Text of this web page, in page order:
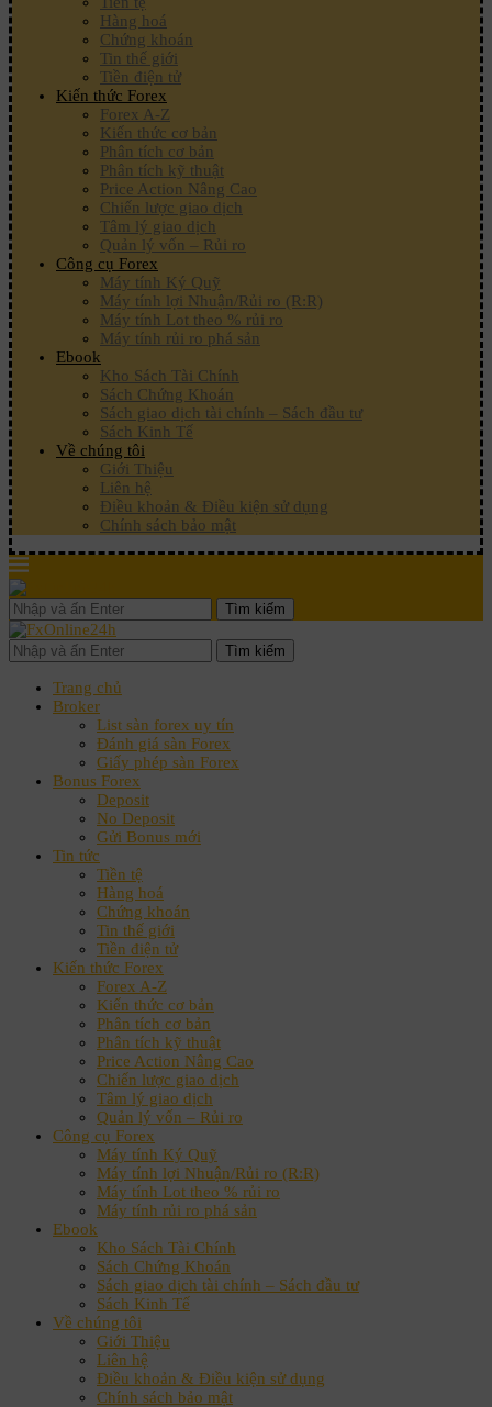
Hàng hoá
Chứng khoán
Tin thế giới
Tiền điện tử
Kiến thức Forex
Forex A-Z
Kiến thức cơ bản
Phân tích cơ bản
Phân tích kỹ thuật
Price Action Nâng Cao
Chiến lược giao dịch
Tâm lý giao dịch
Quản lý vốn – Rủi ro
Công cụ Forex
Máy tính Ký Quỹ
Máy tính lợi Nhuận/Rủi ro (R:R)
Máy tính Lot theo % rủi ro
Máy tính rủi ro phá sản
Ebook
Kho Sách Tài Chính
Sách Chứng Khoán
Sách giao dịch tài chính – Sách đầu tư
Sách Kinh Tế
Về chúng tôi
Giới Thiệu
Liên hệ
Điều khoản & Điều kiện sử dụng
Chính sách bảo mật
Tìm kiếm
Tìm kiếm
Trang chủ
Broker
List sàn forex uy tín
Đánh giá sàn Forex
Giấy phép sàn Forex
Bonus Forex
Deposit
No Deposit
Gửi Bonus mới
Tin tức
Tiền tệ
Hàng hoá
Chứng khoán
Tin thế giới
Tiền điện tử
Kiến thức Forex
Forex A-Z
Kiến thức cơ bản
Phân tích cơ bản
Phân tích kỹ thuật
Price Action Nâng Cao
Chiến lược giao dịch
Tâm lý giao dịch
Quản lý vốn – Rủi ro
Công cụ Forex
Máy tính Ký Quỹ
Máy tính lợi Nhuận/Rủi ro (R:R)
Máy tính Lot theo % rủi ro
Máy tính rủi ro phá sản
Ebook
Kho Sách Tài Chính
Sách Chứng Khoán
Sách giao dịch tài chính – Sách đầu tư
Sách Kinh Tế
Về chúng tôi
Giới Thiệu
Liên hệ
Điều khoản & Điều kiện sử dụng
Chính sách bảo mật